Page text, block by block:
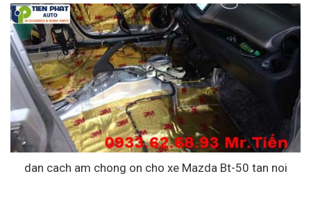
dan cach am chong on cho xe Mazda Bt-50 tan noi